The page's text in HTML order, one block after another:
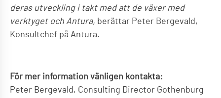
deras utveckling i takt med att de växer med
verktyget och Antura, berättar Peter Bergevald,
Konsultchef på Antura.
För mer information vänligen kontakta:
Peter Bergevald, Consulting Director Gothenburg